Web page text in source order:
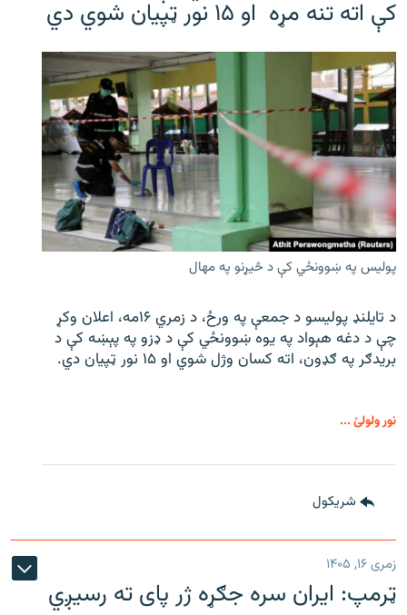
کې اته تنه مړه او ۱۵ نور ټپیان شوي دي
پولیس په ښوونځي کې د څیړنو په مهال
د تایلنډ پولیسو د جمعې په ورځ، د زمري ۱۶مه، اعلان وکړ
چې د دغه هېواد په یوه ښوونځي کې د ډزو په پېښه کې د
بریدګر په ګډون، اته کسان وژل شوي او ۱۵ نور ټپیان دي.
نور ولولئ ...
شريکول
زمری ۱۶, ۱۴۰۵
ټرمپ: ایران سره جګړه ژر پای ته رسیږي